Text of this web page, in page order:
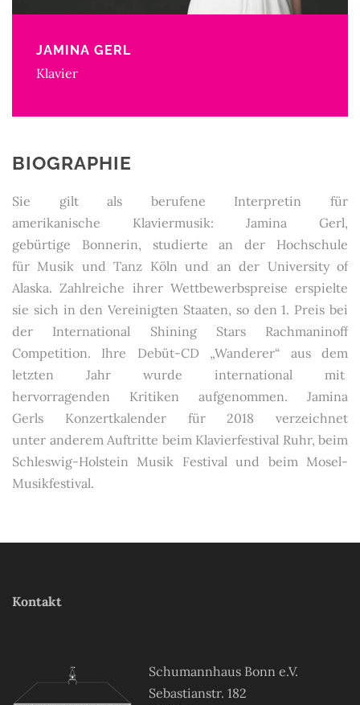
JAMINA GERL
Klavier
BIOGRAPHIE
Sie gilt als berufene Interpretin für
amerikanische Klaviermusik: Jamina Gerl,
gebürtige Bonnerin, studierte an der Hochschule
für Musik und Tanz Köln und an der University of
Alaska. Zahlreiche ihrer Wettbewerbspreise erspielte
sie sich in den Vereinigten Staaten, so den 1. Preis bei
der International Shining Stars Rachmaninoff
Competition. Ihre Debüt-CD „Wanderer“ aus dem
letzten Jahr wurde international mit
hervorragenden Kritiken aufgenommen. Jamina
Gerls Konzertkalender für 2018 verzeichnet
unter anderem Auftritte beim Klavierfestival Ruhr, beim
Schleswig-Holstein Musik Festival und beim Mosel-
Musikfestival.
Kontakt
Schumannhaus Bonn e.V.
Sebastianstr. 182